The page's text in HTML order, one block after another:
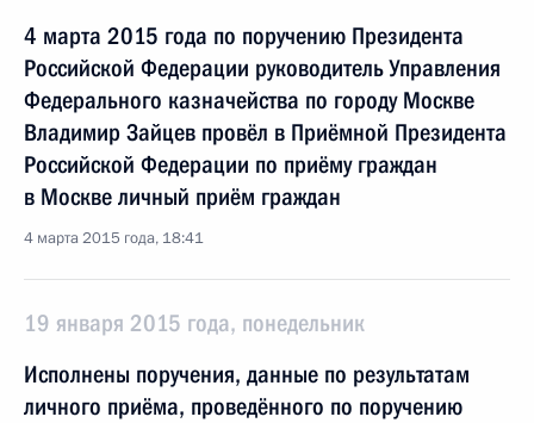
4 марта 2015 года по поручению Президента
Российской Федерации руководитель Управления
Федерального казначейства по городу Москве
Владимир Зайцев провёл в Приёмной Президента
Российской Федерации по приёму граждан
в Москве личный приём граждан
4 марта 2015 года, 18:41
19 января 2015 года, понедельник
Исполнены поручения, данные по результатам
личного приёма, проведённого по поручению